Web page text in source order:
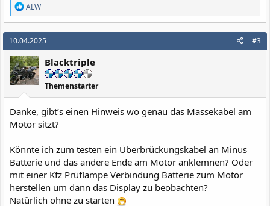
R
e
a
k
t
i
o
n
e
n
ALW
10.04.2025 #3
Blacktriple
Themenstarter
Danke, gibt’s einen Hinweis wo genau das Massekabel am
Motor sitzt?
Könnte ich zum testen ein Überbrückungskabel an Minus
Batterie und das andere Ende am Motor anklemnen? Oder
mit einer Kfz Prüflampe Verbindung Batterie zum Motor
herstellen um dann das Display zu beobachten?
Natürlich ohne zu starten